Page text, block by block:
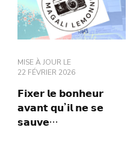
MISE À JOUR LE
22 FÉVRIER 2026
𝗙𝗶𝘅𝗲𝗿 𝗹𝗲 𝗯𝗼𝗻𝗵𝗲𝘂𝗿
𝗮𝘃𝗮𝗻𝘁 𝗾𝘂’𝗶𝗹 𝗻𝗲 𝘀𝗲
𝘀𝗮𝘂𝘃𝗲…